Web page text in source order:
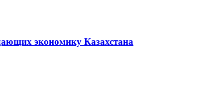
экономику Казахстана